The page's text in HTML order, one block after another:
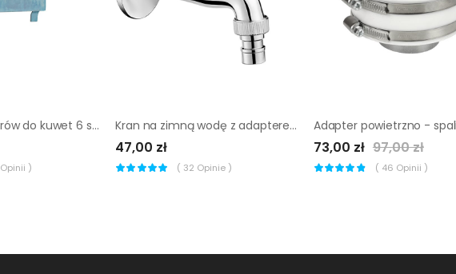
Zestaw adapterów do kuwet 6 szt.
Opinii )
Kran na zimną wodę z adapterem Deante
47,00 zł
( 32 Opinie )
73,00 zł 97,00 zł
( 46 Opinii )